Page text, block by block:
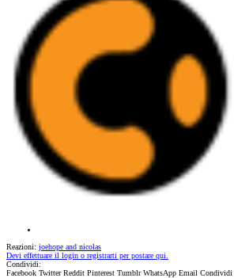
Reazioni: joehope and nicolas
Devi effettuare il login o registrarti per postare qui.
Condividi:
Facebook Twitter Reddit Pinterest Tumblr WhatsApp Email Condividi